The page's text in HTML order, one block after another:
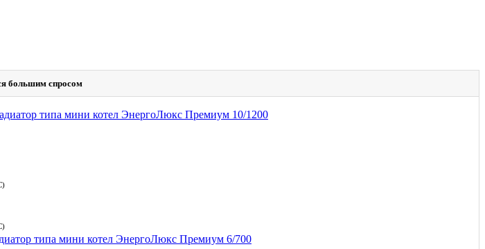
большим спросом
типа мини котел ЭнергоЛюкс Премиум 10/1200
типа мини котел ЭнергоЛюкс Премиум 6/700